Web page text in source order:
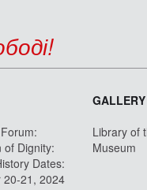
of Dignity:
Dates:
20-21, 2024
GALLERY
Library of
Museum